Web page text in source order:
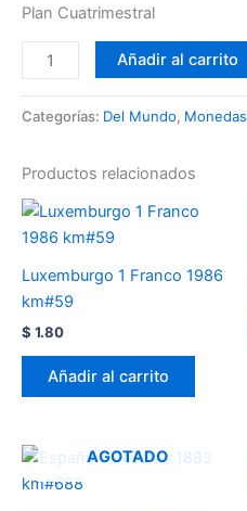
Plan Cuatrimestral
Añadir al carrito
Categorías: Del Mundo, Monedas
Productos relacionados
Luxemburgo 1 Franco 1986
km#59
$ 1.80
Añadir al carrito
AGOTADO